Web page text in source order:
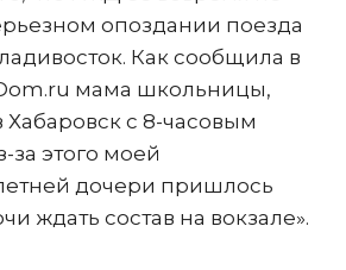
опоздании поезда
Как сообщила в
мама школьницы,
Хабаровск с 8-часовым
за этого моей
дочери пришлось
ждать состав на вокзале».